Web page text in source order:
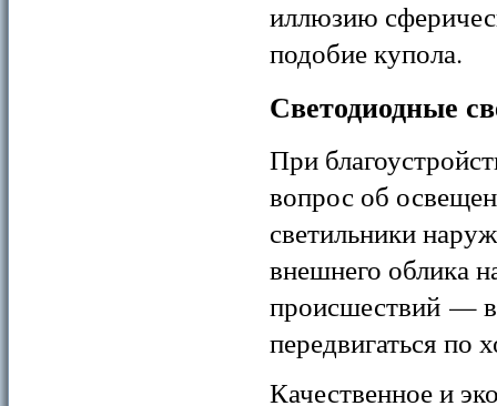
иллюзию
подобие купола.
Светодиодные
При
вопрос об
светильники
внешнего облика
происшествий — в
передвигаться
Качественное и